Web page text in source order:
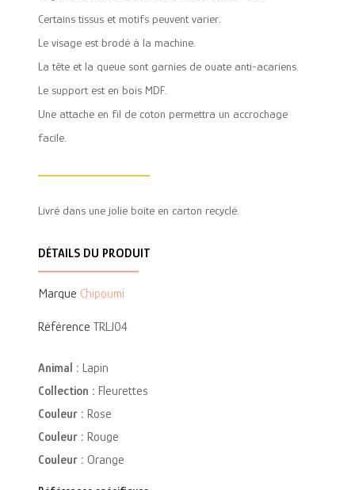
Certains tissus et motifs peuvent varier.
Le visage est brodé à la machine.
La tête et la queue sont garnies de ouate anti-acariens.
Le support est en bois MDF.
Une attache en fil de coton permettra un accrochage
facile.
Livré dans une jolie boîte en carton recyclé.
DÉTAILS DU PRODUIT
Marque Chipoumi
Référence TRLJ04
Animal : Lapin
Collection : Fleurettes
Couleur : Rose
Couleur : Rouge
Couleur : Orange